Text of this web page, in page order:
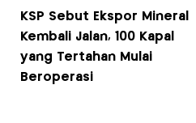
KSP Sebut Ekspor Mineral
Kembali Jalan, 100 Kapal
yang Tertahan Mulai
Beroperasi